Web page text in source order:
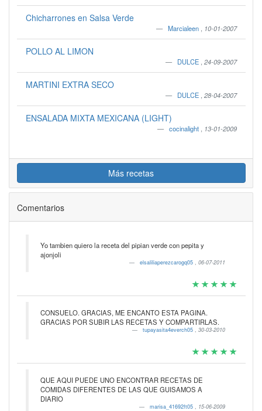
Chicharrones en Salsa Verde
Marcialeen 10-01-2007
POLLO AL LIMON
DULCE 24-09-2007
MARTINI EXTRA SECO
DULCE 28-04-2007
ENSALADA MIXTA MEXICANA (LIGHT)
cocinalight 13-01-2009
Más recetas
Comentarios
Yo tambien quiero la receta del pipian verde con pepita y
ajonjoli
elsaliliaperezcarogq05 , 06-07-2011
CONSUELO. GRACIAS, ME ENCANTO ESTA PAGINA.
GRACIAS POR SUBIR LAS RECETAS Y COMPARTIRLAS.
tupayasita4everch05 , 30-03-2010
QUE AQUI PUEDE UNO ENCONTRAR RECETAS DE
COMIDAS DIFERENTES DE LAS QUE GUISAMOS A
DIARIO
marisa_41692ft05 , 15-06-2009